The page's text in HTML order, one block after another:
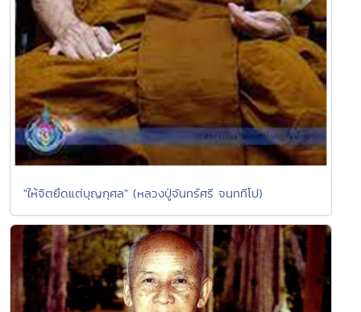
"ให้จิตยึดแต่บุญกุศล" (หลวงปู่จันทร์ศรี จนฺททีโป)